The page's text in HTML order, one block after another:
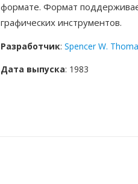
формате. Формат
графических инструментов.
Разработчик: Spencer W.
Дата выпуска: 1983